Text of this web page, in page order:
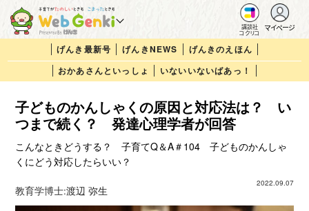
講談社
コクリコ
マイページ
げんき最新号 げんきNEWS
げんきのえほん
おかあさんといっしょ
いないいないばあっ！
子どものかんしゃくの原因と対応法は？ い
つまで続く？ 発達心理学者が回答
こんなときどうする？ 子育てQ＆A＃104 子どものかんしゃ
くにどう対応したらいい？
2022.09.07
教育学博士:渡辺 弥生